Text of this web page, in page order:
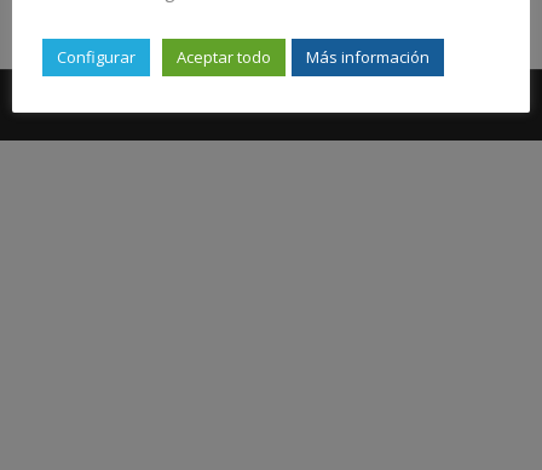
Configurar Aceptar todo Más información